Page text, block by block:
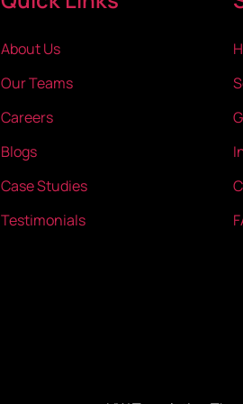
About Us
Our Teams
Careers
Blogs
Case Studies
Testimonials